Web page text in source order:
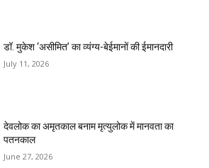
डॉ. मुकेश ‘असीमित’ का व्यंग्य-बेईमानों की ईमानदारी
July 11, 2026
देवलोक का अमृतकाल बनाम मृत्युलोक में मानवता का
पतनकाल
June 27, 2026